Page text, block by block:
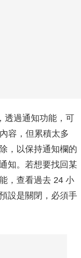
透過通知功能，可
容，但累積太多
，以保持通知欄的
知。若想要找回某
，查看過去 24 小
設是關閉，必須手